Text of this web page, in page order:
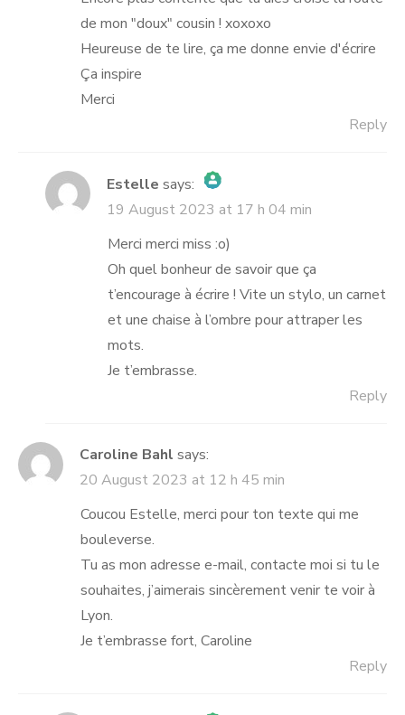
de mon "doux" cousin ! xoxoxo
Heureuse de te lire, ça me donne envie d'écrire
Ça inspire
Merci
Reply
Estelle says:
The Real Person Badge!
Anti-Spam by CleanTalk
19 August 2023 at 17 h 04 min
Merci merci miss :o)
Oh quel bonheur de savoir que ça
t’encourage à écrire ! Vite un stylo, un carnet
et une chaise à l’ombre pour attraper les
mots.
Je t’embrasse.
Reply
Caroline Bahl says:
20 August 2023 at 12 h 45 min
Coucou Estelle, merci pour ton texte qui me
bouleverse.
Tu as mon adresse e-mail, contacte moi si tu le
souhaites, j’aimerais sincèrement venir te voir à
Lyon.
Je t’embrasse fort, Caroline
Reply